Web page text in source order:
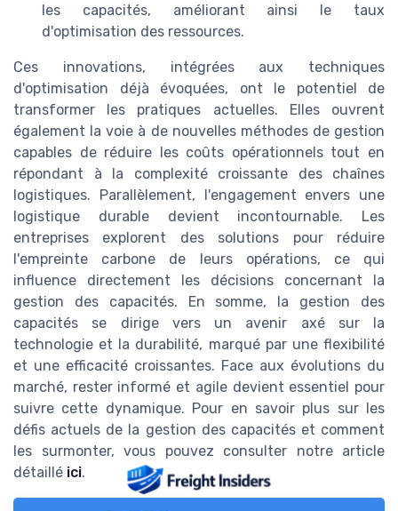
les capacités, améliorant ainsi le taux
d'optimisation des ressources.
Ces innovations, intégrées aux techniques
d'optimisation déjà évoquées, ont le potentiel de
transformer les pratiques actuelles. Elles ouvrent
également la voie à de nouvelles méthodes de gestion
capables de réduire les coûts opérationnels tout en
répondant à la complexité croissante des chaînes
logistiques. Parallèlement, l'engagement envers une
logistique durable devient incontournable. Les
entreprises explorent des solutions pour réduire
l'empreinte carbone de leurs opérations, ce qui
influence directement les décisions concernant la
gestion des capacités. En somme, la gestion des
capacités se dirige vers un avenir axé sur la
technologie et la durabilité, marqué par une flexibilité
et une efficacité croissantes. Face aux évolutions du
marché, rester informé et agile devient essentiel pour
suivre cette dynamique. Pour en savoir plus sur les
défis actuels de la gestion des capacités et comment
les surmonter, vous pouvez consulter notre article
détaillé ici.